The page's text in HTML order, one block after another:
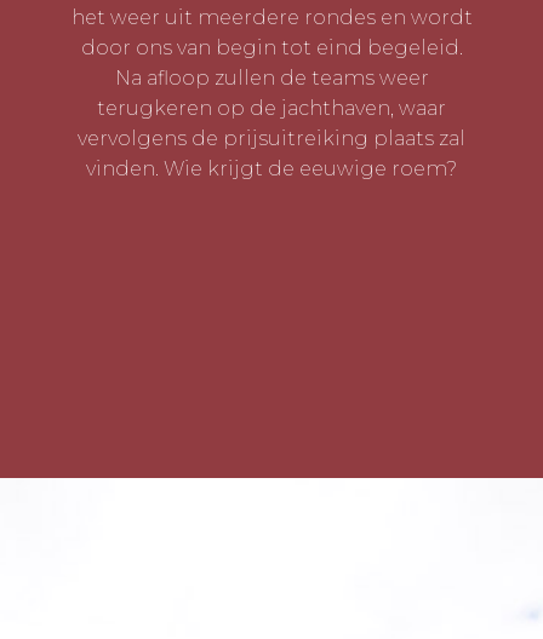
het weer uit meerdere rondes en wordt
door ons van begin tot eind begeleid.
Na afloop zullen de teams weer
terugkeren op de jachthaven, waar
vervolgens de prijsuitreiking plaats zal
vinden. Wie krijgt de eeuwige roem?